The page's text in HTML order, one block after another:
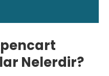
Nelerdir?